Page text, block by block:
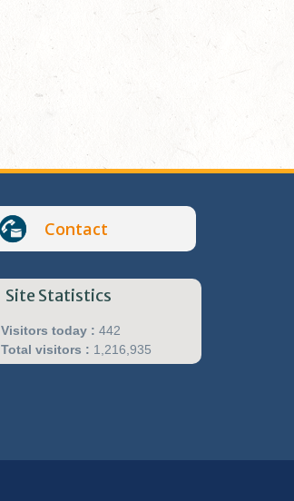
Contact
Site Statistics
Visitors today : 442
Total visitors : 1,216,935